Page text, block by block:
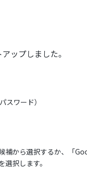
ップしました。
スワード）
補から選択するか、「
択します。